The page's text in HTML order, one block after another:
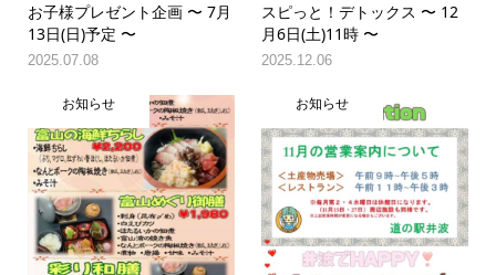
お子様プレゼント企画 〜 7月
13日(日)予定 〜
2025.07.08
スピっと！デトックス 〜 12
月6日(土)11時 〜
2025.12.06
お知らせ お知らせ